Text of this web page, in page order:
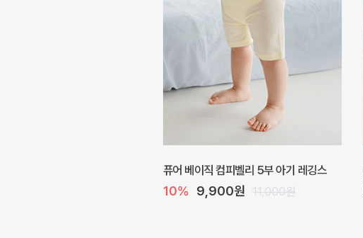
퓨어 베이직 컴피벨리 5부 아기 레깅스
10% 9,900원 11,000원